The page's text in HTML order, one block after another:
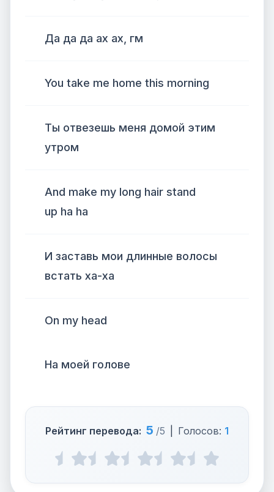
Да да да ах ах, гм
You take me home this morning
Ты отвезешь меня домой этим
утром
And make my long hair stand
up ha ha
И заставь мои длинные волосы
встать ха-ха
On my head
На моей голове
Рейтинг перевода: 5 /5 Голосов: 1